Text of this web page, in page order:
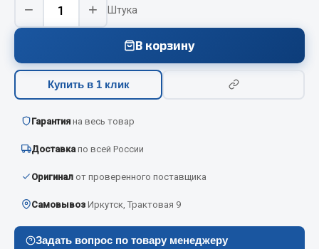
Аксессуары автомобильные
Аптечки и знаки автомобильные
Брызговики
Вымпела
Показать ещё
Весь раздел
− + Штука
В корзину
Купить в 1 клик
Гарантия на весь товар
Доставка по всей России
Оригинал от проверенного поставщика
Самовывоз Иркутск, Трактовая 9
Задать вопрос по товару менеджеру